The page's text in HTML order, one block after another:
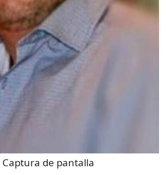
Captura de pantalla